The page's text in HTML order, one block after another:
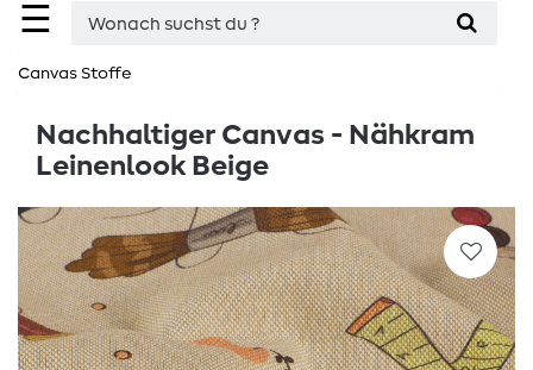
☰
Canvas Stoffe
Nachhaltiger Canvas - Nähkram
Leinenlook Beige